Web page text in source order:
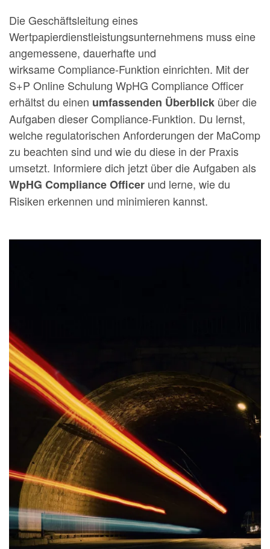
Die Geschäftsleitung eines
Wertpapierdienstleistungsunternehmens muss eine
angemessene, dauerhafte und
wirksame Compliance-Funktion einrichten. Mit der
S+P Online Schulung WpHG Compliance Officer
erhältst du einen umfassenden Überblick über die
Aufgaben dieser Compliance-Funktion. Du lernst,
welche regulatorischen Anforderungen der MaComp
zu beachten sind und wie du diese in der Praxis
umsetzt. Informiere dich jetzt über die Aufgaben als
WpHG Compliance Officer und lerne, wie du
Risiken erkennen und minimieren kannst.